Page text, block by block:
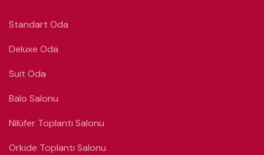
Standart Oda
Deluxe Oda
Suit Oda
Balo Salonu
Nilüfer Toplantı Salonu
Orkide Toplantı Salonu